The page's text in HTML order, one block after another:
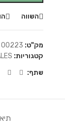
השווה
מק"ט: 00223
קטגוריות:
שתף: